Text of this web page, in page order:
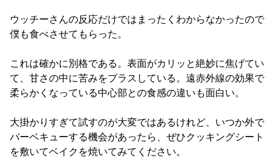
ウッチーさんの反応だけではまったくわからなかったので
僕も食べさせてもらった。
これは確かに別格である。表面がカリッと絶妙に焦げてい
て、甘さの中に苦みをプラスしている。遠赤外線の効果で
柔らかくなっている中心部との食感の違いも面白い。
大掛かりすぎて試すのが大変ではあるけれど、いつか外で
バーベキューする機会があったら、ぜひクッキングシート
を敷いてベイクを焼いてみてください。